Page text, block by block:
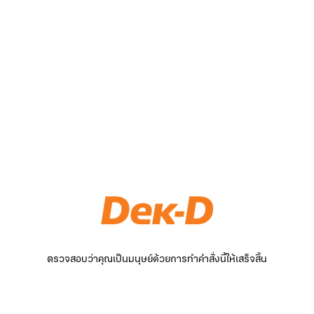
ตรวจสอบว่าคุณเป็นมนุษย์ด้วยการทำคำสั่งนี้ให้เสร็จสิ้น